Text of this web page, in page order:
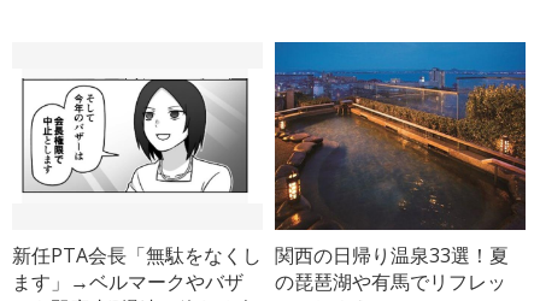
新任PTA会長「無駄をなくし
ます」→ベルマークやバザ
関西の日帰り温泉33選！夏
の琵琶湖や有馬でリフレッ